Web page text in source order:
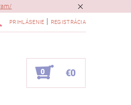
PRIHLÁSENIE REGISTRÁCIA
0 €0